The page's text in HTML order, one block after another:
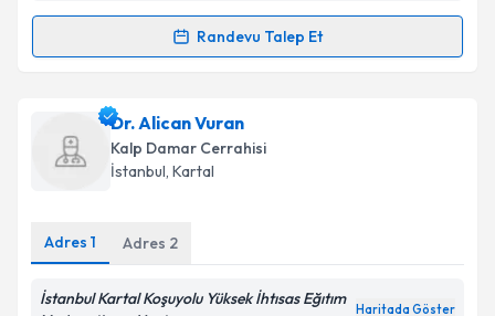
kapsamda işlenmesini kabul ediyorum.
Randevu Talep Et
Randevu Takvimi Talebi
Ass. Dr. Nihat Çineiçin randevu takvimi talebi
oluşturun. Size bu uzmandan randevu almanız için bir
takvim hazırlandığında e-posta ile bilgilendireceğiz.
Dr. Alican Vuran
Kalp Damar Cerrahisi
İstanbul, Kartal
Adres 1 Adres 2
İstanbul Kartal Koşuyolu Yüksek İhtısas Eğıtım
Haritada Göster